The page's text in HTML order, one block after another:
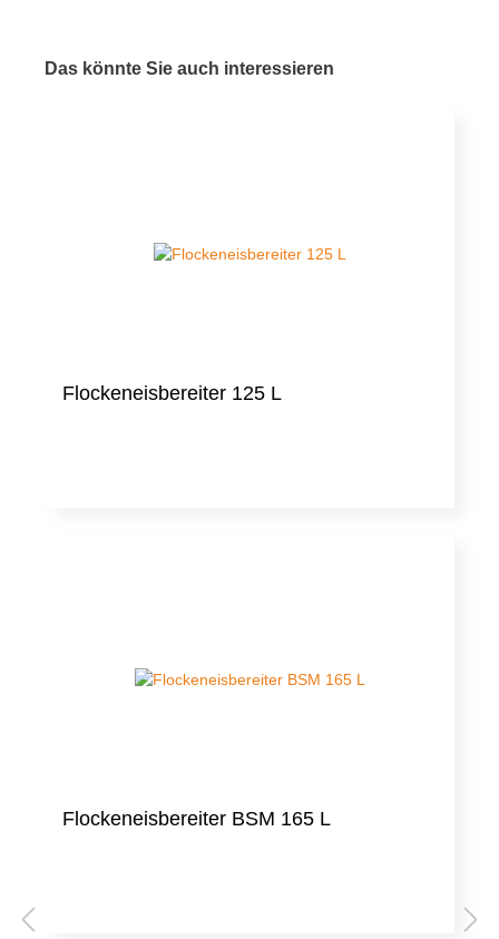
Das könnte Sie auch interessieren
Flockeneisbereiter 125 L
Flockeneisbereiter BSM 165 L